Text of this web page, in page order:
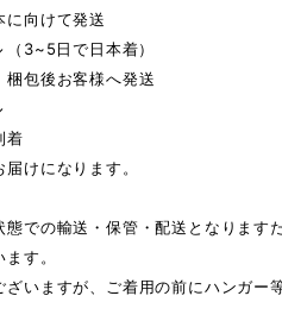
に向けて発送
本着）
梱包後お客様へ発送
けになります。
態での輸送・保管・配送となりま
す。
いますが、ご着用の前にハンガー